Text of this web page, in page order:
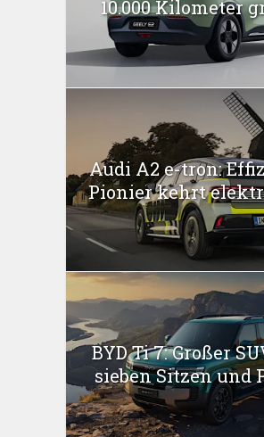
10.000 Kilometer
Audi A2 e-tron:
Pionier kehrt
BYD Ti 7: Großer
sieben Sitzen und